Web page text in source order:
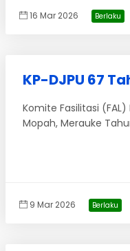
16 Mar 2026 Berlaku
KP-DJPU 67
Komite Fasilitasi
Mopah, Merauke
9 Mar 2026 Berlaku